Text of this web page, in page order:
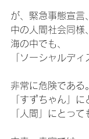
が、緊急事態宣言
中の人間社会同様、
海の中でも、
「ソーシャルディ
非常に危険である。
「すずちゃん」に
「人間」にとって